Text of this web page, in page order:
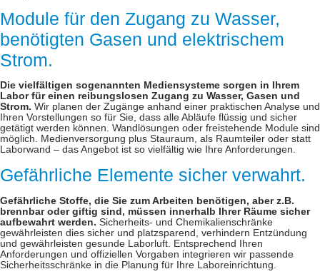
Module für den Zugang zu Wasser,
benötigten Gasen und elektrischem
Strom.
Die vielfältigen sogenannten Mediensysteme sorgen in Ihrem
Labor für einen reibungslosen Zugang zu Wasser, Gasen und
Strom. Wir planen der Zugänge anhand einer praktischen Analyse und
Ihren Vorstellungen so für Sie, dass alle Abläufe flüssig und sicher
getätigt werden können. Wandlösungen oder freistehende Module sind
möglich. Medienversorgung plus Stauraum, als Raumteiler oder statt
Laborwand – das Angebot ist so vielfältig wie Ihre Anforderungen.
Gefährliche Elemente sicher verwahrt.
Gefährliche Stoffe, die Sie zum Arbeiten benötigen, aber z.B.
brennbar oder giftig sind, müssen innerhalb Ihrer Räume sicher
aufbewahrt werden. Sicherheits- und Chemikalienschränke
gewährleisten dies sicher und platzsparend, verhindern Entzündung
und gewährleisten gesunde Laborluft. Entsprechend Ihren
Anforderungen und offiziellen Vorgaben integrieren wir passende
Sicherheitsschränke in die Planung für Ihre Laboreinrichtung.